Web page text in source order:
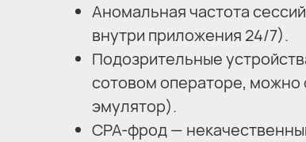
Аномальная частота
внутри приложения 24/7).
Подозрительные
сотовом операторе, можно
эмулятор).
CPA-фрод —